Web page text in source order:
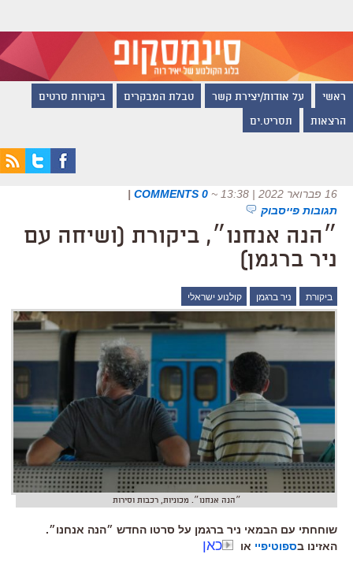
ראשי על אודות/יצירת קשר טבלת המבקרים ביקורות סרטים
הרצאות תסריט.ים
16 פברואר 2022 | 13:38 ~
0 COMMENTS
|
תגובות פייסבוק
״הנה אנחנו״, ביקורת (ושיחה עם
ניר ברגמן)
ביקורת ניר ברגמן קולנוע ישראלי
״הנה אנחנו״. מכוניות, רכבות וסירות
שוחחתי עם הבמאי ניר ברגמן על סרטו החדש ״הנה אנחנו״.
האזינו בספוטיפיי או כאן